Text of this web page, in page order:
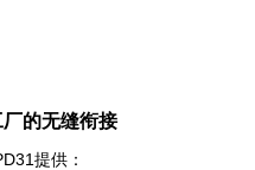
的无缝衔接
提供：